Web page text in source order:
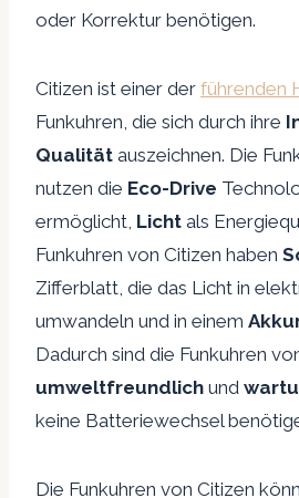
oder Korrektur benötigen.
Citizen ist einer der führenden
Funkuhren, die sich durch ihre
Qualität auszeichnen. Die
nutzen die Eco-Drive
ermöglicht, Licht als
Funkuhren von Citizen haben
Zifferblatt, die das Licht in
umwandeln und in einem
Dadurch sind die Funkuhren
umweltfreundlich und
keine Batteriewechsel
Die Funkuhren von Citizen